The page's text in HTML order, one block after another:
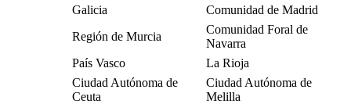
Galicia
Comunidad de Madrid
Región de Murcia
Comunidad Foral de
Navarra
País Vasco
La Rioja
Ciudad Autónoma de
Ceuta
Ciudad Autónoma de
Melilla